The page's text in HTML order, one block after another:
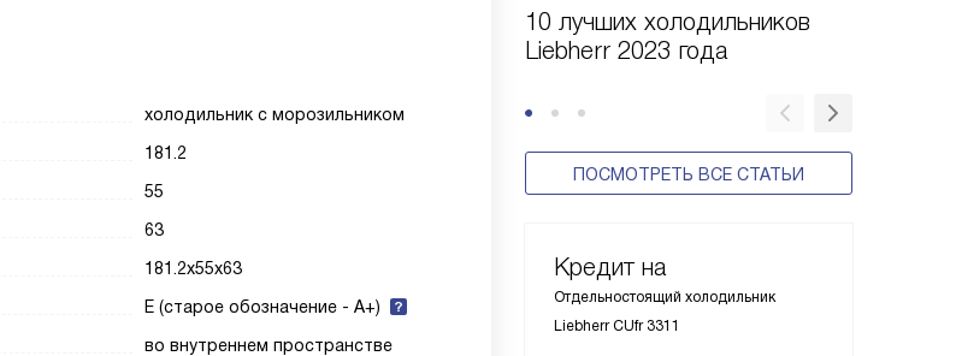
10 лучших холодильников
Liebherr 2023 года
ПОСМОТРЕТЬ ВСЕ СТАТЬИ
Кредит на
Отдельностоящий холодильник
Liebherr CUfr 3311
холодильник с морозильником
181.2
55
63
181.2x55x63
E (старое обозначение - A+)
во внутреннем пространстве